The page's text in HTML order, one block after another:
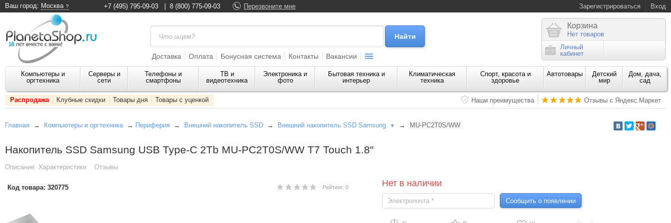
Ваш город: Москва Зарегистрироваться Вход
+7 (495) 795-09-03 8 (800) 775-09-03 Перезвоните мне
Доставка Оплата Бонусная система Контакты Вакансии
Корзина
Нет товаров
Личный
кабинет
Компьютеры и
оргтехника
Серверы и
сети
Телефоны и
смартфоны
ТВ и
видеотехника
Электроника и
фото
Бытовая техника и
интерьер
Климатическая
техника
Спорт, красота и
здоровье
Автотовары
Детский
мир
Дом, дача,
сад
Распродажа Клубные скидки Товары дня Товары с уценкой Наши преимущества Отзывы с Яндекс.Маркет
Главная → Компьютеры и оргтехника→ Периферия → Внешний накопитель SSD → Внешний накопитель SSD Samsung ▼ → MU-PC2T0S/WW
Накопитель SSD Samsung USB Type-C 2Tb MU-PC2T0S/WW T7 Touch 1.8"
Описание Характеристики Отзывы
Код товара: 320775 Рейтинг: 0 Нет в наличии
Сообщить о появлении